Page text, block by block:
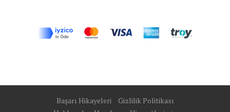
Başarı Hikayeleri
Gizlilik Politikası